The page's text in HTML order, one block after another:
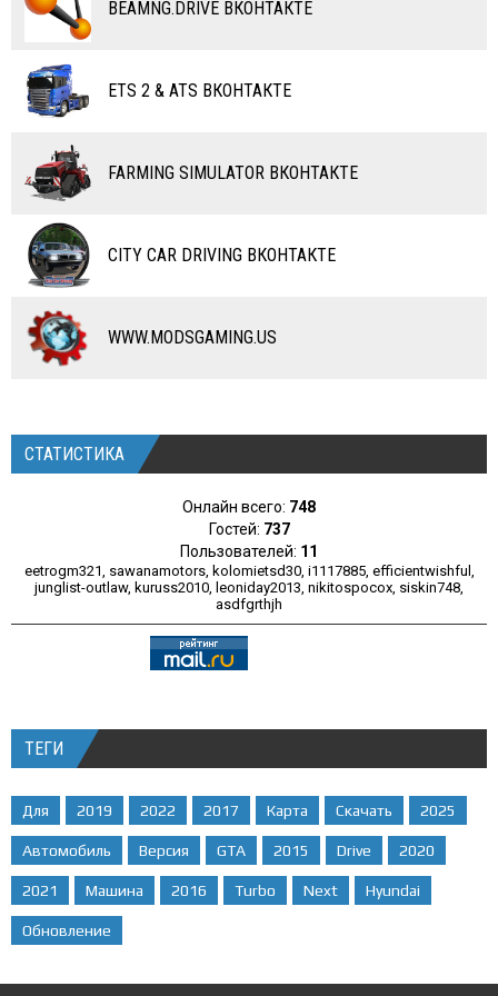
ВОДНЫЙ ТРАНСПОРТ
САМОЛЕТЫ
RC ТРАНСПОРТ
КАРТЫ
ЧИТЫ
ПРОГРАММЫ
РАЗНОЕ
BEAMNG.DRIVE ВКОНТАКТЕ
ETS 2 & ATS ВКОНТАКТЕ
FARMING SIMULATOR ВКОНТАКТЕ
CITY CAR DRIVING ВКОНТАКТЕ
WWW.MODSGAMING.US
СТАТИСТИКА
Онлайн всего: 748
Гостей: 737
Пользователей: 11
eetrogm321, sawanamotors, kolomietsd30, i1117885, efficientwishful ,
junglist-outlaw, kuruss2010, leoniday2013, nikitospocox, siskin748,
asdfgrthjh
ТЕГИ
Для 2019 2022 2017 Карта Скачать 2025
Автомобиль Версия GTA 2015 Drive 2020
2021 Машина 2016 Turbo Next Hyundai
Обновление